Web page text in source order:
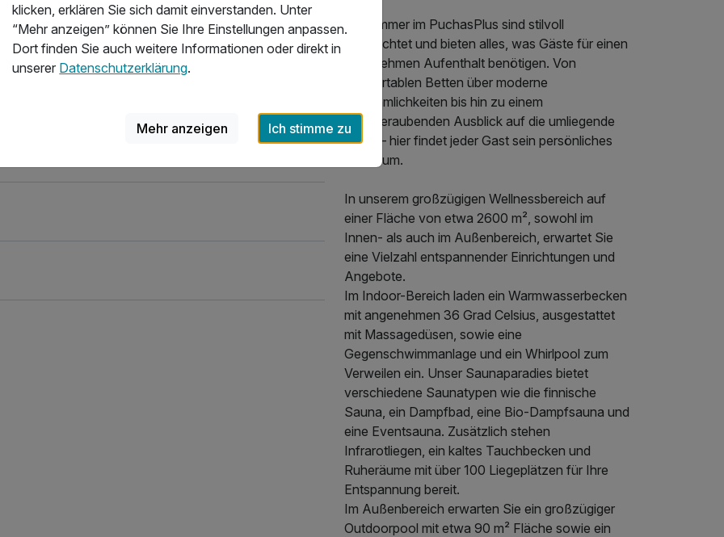
Die Zimmer im PuchasPlus sind stilvoll
eingerichtet und bieten alles, was Gäste für einen
angenehmen Aufenthalt benötigen. Von
komfortablen Betten über moderne
Annehmlichkeiten bis hin zu einem
atemberaubenden Ausblick auf die umliegende
Natur – hier findet jeder Gast sein persönliches
Refugium.
In unserem großzügigen Wellnessbereich auf
einer Fläche von etwa 2600 m², sowohl im
Innen- als auch im Außenbereich, erwartet Sie
eine Vielzahl entspannender Einrichtungen und
Angebote.
Im Indoor-Bereich laden ein Warmwasserbecken
mit angenehmen 36 Grad Celsius, ausgestattet
mit Massagedüsen, sowie eine
Gegenschwimmanlage und ein Whirlpool zum
Verweilen ein. Unser Saunaparadies bietet
verschiedene Saunatypen wie die finnische
Sauna, ein Dampfbad, eine Bio-Dampfsauna und
eine Eventsauna. Zusätzlich stehen
Infrarotliegen, ein kaltes Tauchbecken und
Ruheräume mit über 100 Liegeplätzen für Ihre
Entspannung bereit.
Im Außenbereich erwarten Sie ein großzügiger
Outdoorpool mit etwa 90 m² Fläche sowie ein
klicken, erklären Sie sich damit einverstanden. Unter
“Mehr anzeigen” können Sie Ihre Einstellungen anpassen.
Dort finden Sie auch weitere Informationen oder direkt in
unserer Datenschutzerklärung.
Mehr anzeigen Ich stimme zu